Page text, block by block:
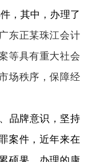
，其中，办理了
广东正某珠江会计
等具有重大社会
场秩序，保障经
品牌意识，坚持
案件，近年来在